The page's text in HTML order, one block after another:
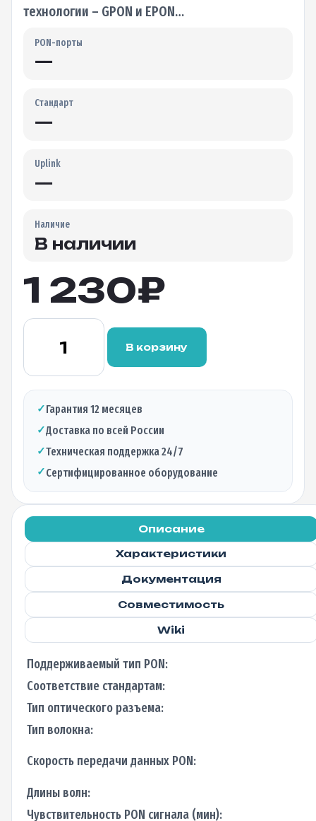
технологии – GPON и EPON…
PON-порты
—
Стандарт
—
Uplink
—
Наличие
В наличии
1 230₽
Количество
Абонентский
терминал
C-
DATA
FD511G-
X(fiber
connector
APC)
ONU(GPON-
GEPON)
В корзину
✓Гарантия 12 месяцев
✓Доставка по всей России
✓Техническая поддержка 24/7
✓Сертифицированное оборудование
Описание
Характеристики
Документация
Совместимость
Wiki
Поддерживаемый тип PON:
Соответствие стандартам:
Тип оптического разъема:
Тип волокна:
Скорость передачи данных PON:
Длины волн:
Чувствительность PON сигнала (мин):